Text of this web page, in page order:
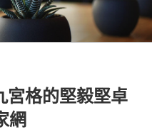
宮格的堅毅堅卓
網